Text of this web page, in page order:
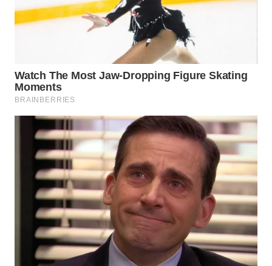
WN
TANGERANG
BINJAI
WN
CIREBON
WN
INDRAMAYU
WN
KUNINGAN
WN
MAJALENGKA